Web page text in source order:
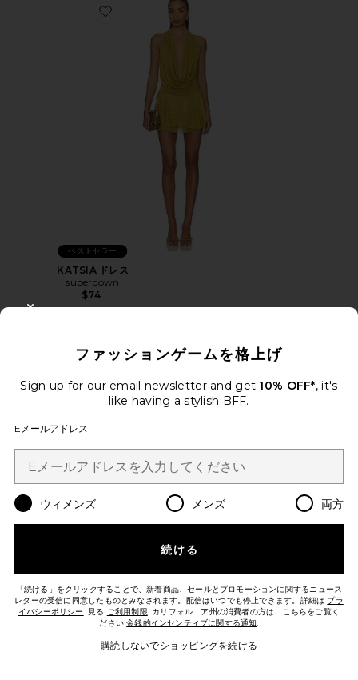
Favorite KATSIA ドレス
ベストセラー
KATSIA ドレス
superdown
$74
ハット
ファッションゲームを格上げ
Sign up for our email newsletter and get 10% OFF*, it's
like having a stylish BFF.
Eメールアドレス
ウィメンズ メンズ 両方
続ける
「続ける」をクリックすることで、新着商品、セールとプロモーションに関するニュース
レターの受信に同意したものとみなされます。配信はいつでも停止できます。詳細は プラ
イバシーポリシー. 見る ご利用制限. カリフォルニア州の消費者の方は、こちらをご覧く
ださい金銭的インセンティブに関する通知.
購読しないでショッピングを続ける